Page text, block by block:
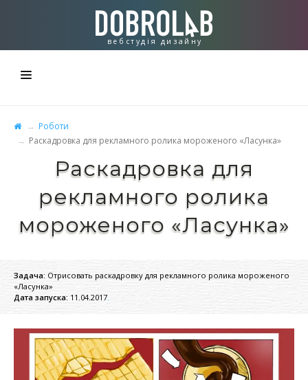
вебстудiя дизайну
СТУДІЯ
СТВОРЮЄМО
РОБОТИ
КОНТАКТИ
Роботи
Раскадровка для рекламного ролика мороженого «Ласунка»
Раскадровка для
рекламного ролика
мороженого «Ласунка»
Задача: Отрисовать раскадровку для рекламного ролика мороженого
«Ласунка»
Дата запуска: 11.04.2017.